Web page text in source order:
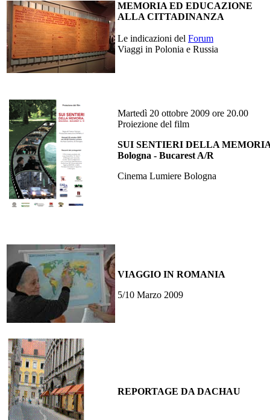
MEMORIA ED EDUCAZIONE
ALLA CITTADINANZA
Le indicazioni del Forum
Viaggi in Polonia e Russia
Martedì 20 ottobre 2009 ore 20.00
Proiezione del film
SUI SENTIERI DELLA
Bologna - Bucarest A/R
Cinema Lumiere Bologna
VIAGGIO IN ROMANIA
5/10 Marzo 2009
REPORTAGE DA DACHAU